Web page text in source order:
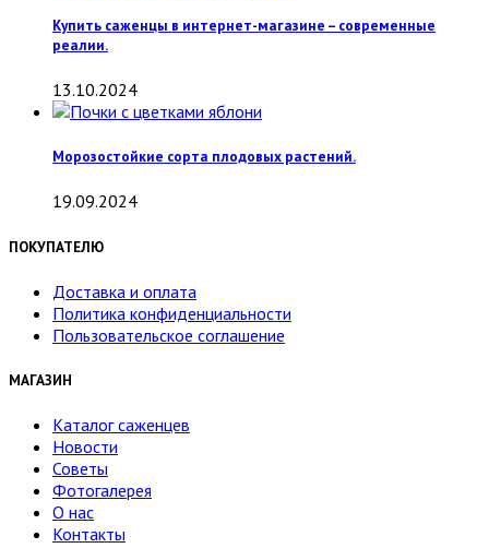
Купить саженцы в интернет-магазине – современные
реалии.
13.10.2024
Морозостойкие сорта плодовых растений.
19.09.2024
ПОКУПАТЕЛЮ
Доставка и оплата
Политика конфиденциальности
Пользовательское соглашение
МАГАЗИН
Каталог саженцев
Новости
Советы
Фотогалерея
О нас
Контакты